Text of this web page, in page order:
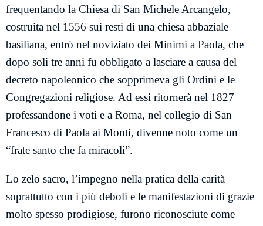
frequentando la Chiesa di San Michele Arcangelo,
costruita nel 1556 sui resti di una chiesa abbaziale
basiliana, entrò nel noviziato dei Minimi a Paola, che
dopo soli tre anni fu obbligato a lasciare a causa del
decreto napoleonico che sopprimeva gli Ordini e le
Congregazioni religiose. Ad essi ritornerà nel 1827
professandone i voti e a Roma, nel collegio di San
Francesco di Paola ai Monti, divenne noto come un
“frate santo che fa miracoli”.
Lo zelo sacro, l’impegno nella pratica della carità
soprattutto con i più deboli e le manifestazioni di grazie
molto spesso prodigiose, furono riconosciute come